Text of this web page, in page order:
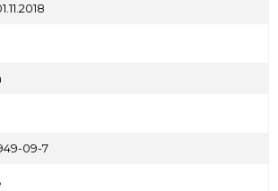
iş gördüklerini izah çabası, kitabın ana
09-7